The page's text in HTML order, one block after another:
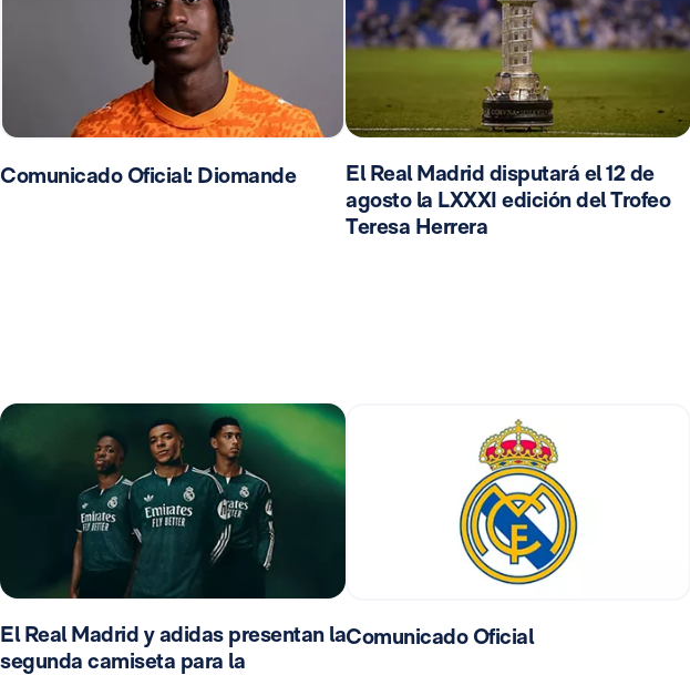
Comunicado Oficial: Diomande
El Real Madrid disputará el 12 de
agosto la LXXXI edición del Trofeo
Teresa Herrera
El Real Madrid y adidas presentan la
segunda camiseta para la
Comunicado Oficial